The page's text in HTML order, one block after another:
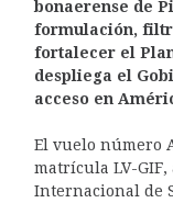
bonaerense de
formulación,
fortalecer el
despliega el
acceso en
El vuelo número
matrícula LV-
Internacional de